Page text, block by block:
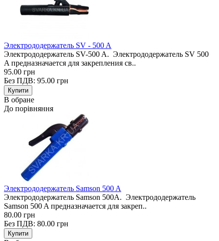
Электрододержатель SV - 500 A
Электрододержатель SV-500 A. Электрододержатель SV 500
A предназначается для закрепления св..
95.00 грн
Без ПДВ: 95.00 грн
В обране
До порівняння
Электрододержатель Samson 500 A
Электрододержатель Samson 500A. Электрододержатель
Samson 500 A предназначается для закреп..
80.00 грн
Без ПДВ: 80.00 грн